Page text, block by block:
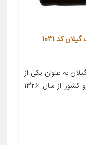
کفپوش سه بعدی چرمی خودرو لاستیک گیلان کد 1031
به عنوان یکی از
پیشگامان صنعت تولید قطعات خودرو کشور از سال 1326